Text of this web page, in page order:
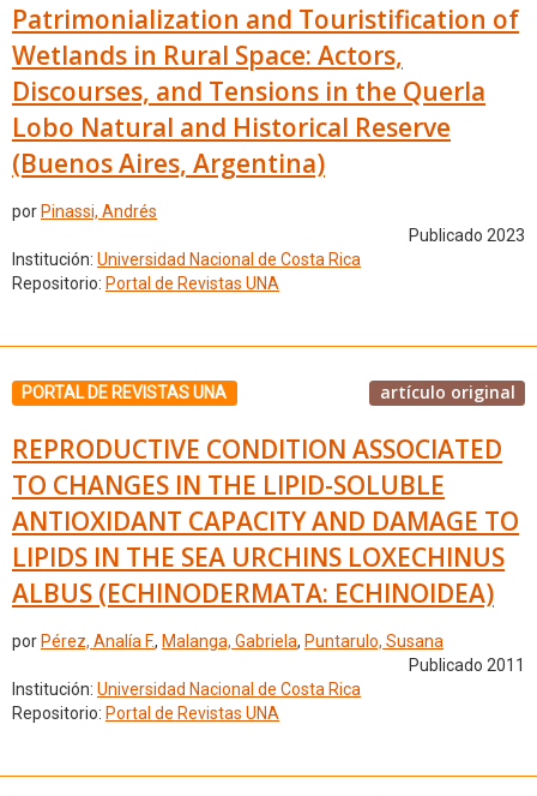
Patrimonialization and Touristification of
Wetlands in Rural Space: Actors,
Discourses, and Tensions in the Querla
Lobo Natural and Historical Reserve
(Buenos Aires, Argentina)
por Pinassi, Andrés
Publicado 2023
Institución: Universidad Nacional de Costa Rica
Repositorio: Portal de Revistas UNA
PORTAL DE REVISTAS UNA artículo original
REPRODUCTIVE CONDITION ASSOCIATED
TO CHANGES IN THE LIPID-SOLUBLE
ANTIOXIDANT CAPACITY AND DAMAGE TO
LIPIDS IN THE SEA URCHINS LOXECHINUS
ALBUS (ECHINODERMATA: ECHINOIDEA)
por Pérez, Analía F., Malanga, Gabriela, Puntarulo, Susana
Publicado 2011
Institución: Universidad Nacional de Costa Rica
Repositorio: Portal de Revistas UNA